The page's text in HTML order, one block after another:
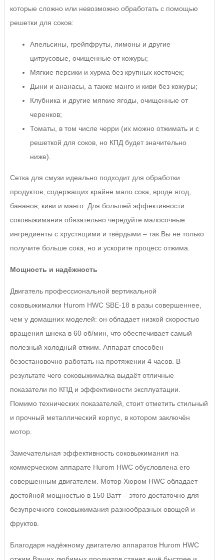
которые сложно или невозможно обработать с помощью
решетки для соков:
Апельсины, грейпфруты, лимоны и другие
цитрусовые, очищенные от кожуры;
Мягкие персики и хурма без крупных косточек;
Дыни и ананасы, а также манго и киви без кожуры;
Клубника и другие мягкие ягоды, очищенные от
черенков;
Томаты, в том числе черри (их можно отжимать и с
решеткой для соков, но КПД будет значительно
ниже).
Сетка для смузи идеально подходит для обработки
продуктов, содержащих крайне мало сока, вроде ягод,
бананов, киви и манго. Для большей эффективности
соковыжимания обязательно чередуйте малосочные
ингредиенты с хрустящими и твёрдыми – так Вы не только
получите больше сока, но и ускорите процесс отжима.
Мощность и надёжность
Двигатель профессиональной вертикальной
соковыжималки Hurom HWC SBE-18 в разы совершеннее,
чем у домашних моделей: он обладает низкой скоростью
вращения шнека в 60 об/мин, что обеспечивает самый
полезный холодный отжим. Аппарат способен
безостановочно работать на протяжении 4 часов. В
результате чего соковыжималка выдаёт отличные
показатели по КПД и эффективности эксплуатации.
Помимо технических показателей, стоит отметить стильный
и прочный металлический корпус, в котором заключён
мотор.
Замечательная эффективность соковыжимания на
коммерческом аппарате Hurom HWC обусловлена его
совершенным двигателем. Мотор Хюром HWC обладает
достойной мощностью в 150 Ватт – этого достаточно для
безупречного соковыжимания разнообразных овощей и
фруктов.
Благодаря надёжному двигателю аппаратов Hurom HWC